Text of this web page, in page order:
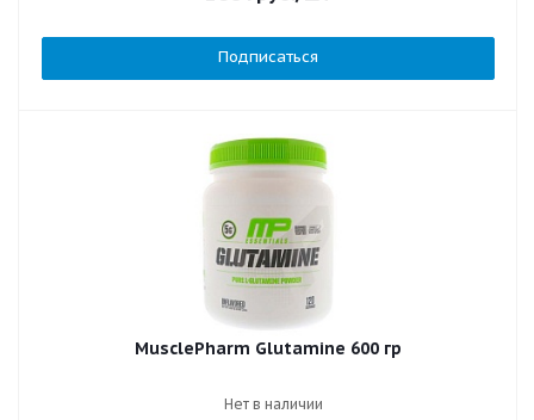
Подписаться
MusclePharm Glutamine 600 гр
Нет в наличии